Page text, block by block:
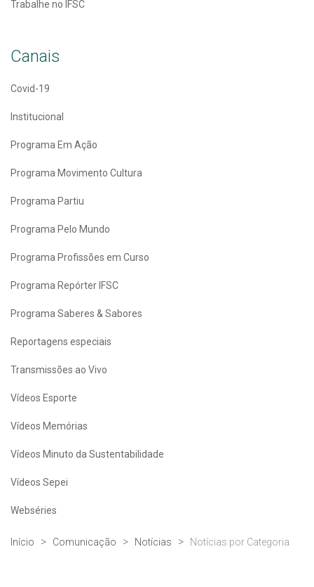
Trabalhe no IFSC
Canais
Covid-19
Institucional
Programa Em Ação
Programa Movimento Cultura
Programa Partiu
Programa Pelo Mundo
Programa Profissões em Curso
Programa Repórter IFSC
Programa Saberes & Sabores
Reportagens especiais
Transmissões ao Vivo
Vídeos Esporte
Vídeos Memórias
Vídeos Minuto da Sustentabilidade
Vídeos Sepei
Webséries
Início Comunicação Notícias Notícias por Categoria